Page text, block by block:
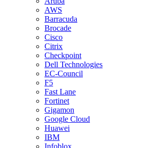
AWS
Barracuda
Brocade
Cisco
Citrix
Checkpoint
Dell Technologies
EC-Council
F5
Fast Lane
Fortinet
Gigamon
Google Cloud
Huawei
IBM
Infoblox